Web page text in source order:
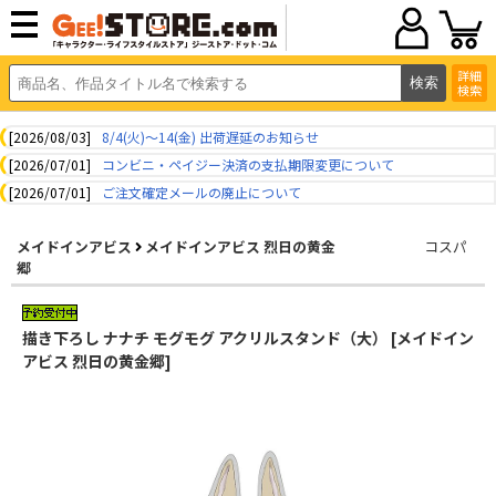
詳細
検索
[2026/08/03]
8/4(火)～14(金) 出荷遅延のお知らせ
[2026/07/01]
コンビニ・ペイジー決済の支払期限変更について
[2026/07/01]
ご注文確定メールの廃止について
メイドインアビス
メイドインアビス 烈日の黄金
郷
コスパ
描き下ろし ナナチ モグモグ アクリルスタンド（大） [メイドイン
アビス 烈日の黄金郷]